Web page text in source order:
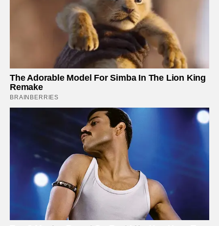
The Adorable Model For Simba In The Lion King
Remake
BRAINBERRIES